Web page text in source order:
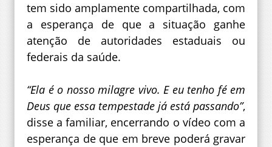
tem sido amplamente compartilhada, com
a esperança de que a situação ganhe
atenção de autoridades estaduais ou
federais da saúde.
“Ela é o nosso milagre vivo. E eu tenho fé em
Deus que essa tempestade já está passando”,
disse a familiar, encerrando o vídeo com a
esperança de que em breve poderá gravar